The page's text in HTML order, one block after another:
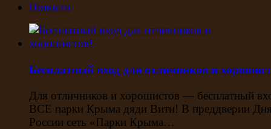
Новости
Бесплатный вход для отличников и
Для отличников и хорошистов — бесплатный
ВСЕ парки Крыма дяди Вити! В преддверии
России сеть «Парки Крыма…